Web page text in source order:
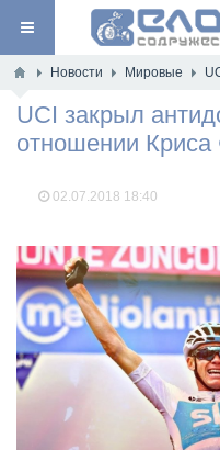
Новости Мировые
UCI закрыл
отношении
02.07.2018 18:40